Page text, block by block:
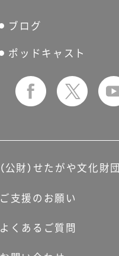
せたおん
友の会
ブログ
ポッドキャスト
（公財）せたがや文化財団
ご支援のお願い
よくあるご質問